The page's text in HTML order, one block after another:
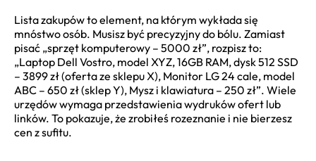
Lista zakupów to element, na którym wykłada się
mnóstwo osób. Musisz być precyzyjny do bólu. Zamiast
pisać „sprzęt komputerowy – 5000 zł”, rozpisz to:
„Laptop Dell Vostro, model XYZ, 16GB RAM, dysk 512 SSD
– 3899 zł (oferta ze sklepu X), Monitor LG 24 cale, model
ABC – 650 zł (sklep Y), Mysz i klawiatura – 250 zł”. Wiele
urzędów wymaga przedstawienia wydruków ofert lub
linków. To pokazuje, że zrobiłeś rozeznanie i nie bierzesz
cen z sufitu.